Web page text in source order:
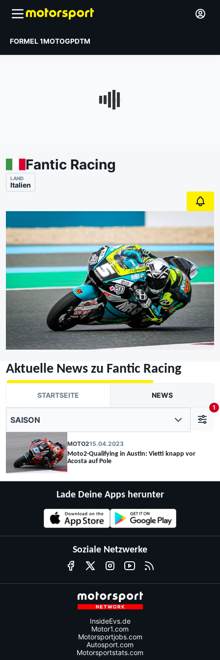
FORMEL 1MOTOGPDTM
Fantic Racing
LAND
Italien
Aktuelle News zu Fantic Racing
STARTSEITE NEWS
SAISON
1
MOTO215.04.2023
Moto2-Qualifying in Austin: Vietti knapp vor
Acosta auf Pole
Lade Deine Apps herunter
Soziale Netzwerke
InsideEvs.de
Motor1.com
Motorsportjobs.com
Autosport.com
Motorsportstats.com